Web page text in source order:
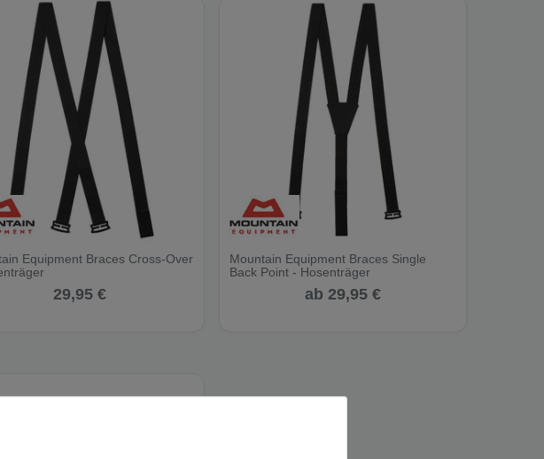
Equipment Braces Cross-Over
29,95 €
Mountain Equipment Braces Single
Back Point - Hosenträger
ab 29,95 €